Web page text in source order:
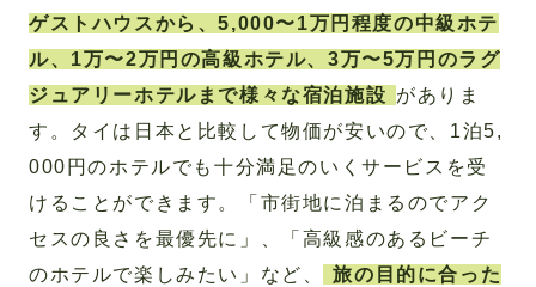
ゲストハウスから、5,000〜1万円程度の中級ホテ
ル、1万〜2万円の高級ホテル、3万〜5万円のラグ
ジュアリーホテルまで様々な宿泊施設 がありま
す。タイは日本と比較して物価が安いので、1泊5,
000円のホテルでも十分満足のいくサービスを受
けることができます。「市街地に泊まるのでアク
セスの良さを最優先に」、「高級感のあるビーチ
のホテルで楽しみたい」など、
旅の目的に合った